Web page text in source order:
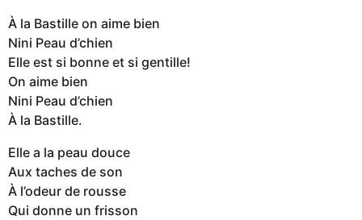
À la Bastille on aime bien
Nini Peau d’chien
Elle est si bonne et si gentille!
On aime bien
Nini Peau d’chien
À la Bastille.
Elle a la peau douce
Aux taches de son
À l’odeur de rousse
Qui donne un frisson